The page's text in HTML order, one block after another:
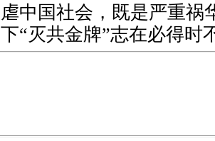
虐中国社会，既是严重祸
下“灭共金牌”志在必得时